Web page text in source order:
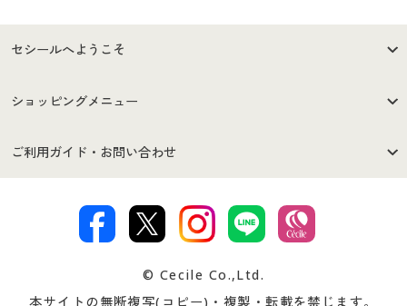
セシールへようこそ
はじめての方へ
セシールご利用規約
著作権・商標について 会社案内
ショッピングメニュー
商品カテゴリ
プレゼント＆キャンペーン サイトマップ
ご利用ガイド・お問い合わせ
交換・返品は お支払は
© Cecile Co.,Ltd.
本サイトの無断複写(コピー)・複製・転載を禁じます。